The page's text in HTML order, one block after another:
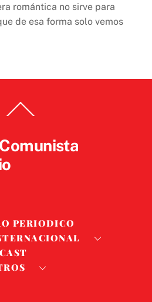
romántica no sirve para
de esa forma solo vemos
To
PERIODICO